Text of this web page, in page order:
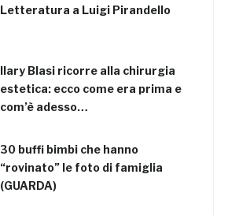
Letteratura a Luigi Pirandello
Ilary Blasi ricorre alla chirurgia
estetica: ecco come era prima e
com’è adesso…
30 buffi bimbi che hanno
“rovinato” le foto di famiglia
(GUARDA)